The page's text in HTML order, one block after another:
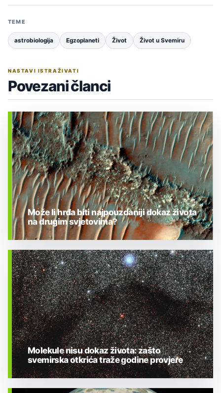
TEME
astrobiologija Egzoplaneti Život Život u Svemiru
NASTAVI ISTRAŽIVATI
Povezani članci
BIOLOGIJA
Može li hrđa biti najpouzdaniji dokaz života
na drugim svjetovima?
Molekule nisu dokaz života: zašto
svemirska otkrića traže godine provjere